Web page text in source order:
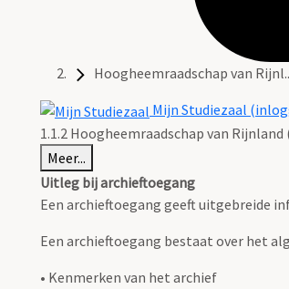
Hoogheemraadschap van
Mijn Studiezaal
1.1.2 Hoogheemraadschap van
Meer...
Uitleg bij archieftoegang
Een archieftoegang geeft uitgebreide
Een archieftoegang bestaat over het
• Kenmerken van het archief